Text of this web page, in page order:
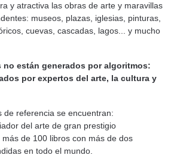
y atractiva las obras de arte y maravillas
museos, plazas, iglesias, pinturas,
cuevas, cascadas, lagos... y mucho
están generados por algoritmos:
por expertos del arte, la cultura y
de referencia se encuentran:
del arte de gran prestigio
de 100 libros con más de dos
en todo el mundo.